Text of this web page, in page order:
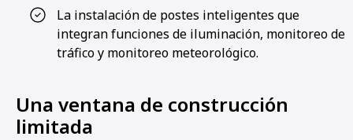
La instalación de postes inteligentes que
integran funciones de iluminación, monitoreo de
tráfico y monitoreo meteorológico.
Una ventana de construcción
limitada